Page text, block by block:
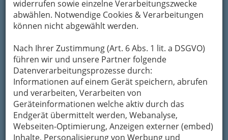
widerrufen sowie einzelne Verarbeitungszwecke
abwählen. Notwendige Cookies & Verarbeitungen
können nicht abgewählt werden.
Nach Ihrer Zustimmung (Art. 6 Abs. 1 lit. a DSGVO)
führen wir und unsere Partner folgende
Datenverarbeitungsprozesse durch:
Informationen auf einem Gerät speichern, abrufen
und verarbeiten, Verarbeiten von
Geräteinformationen welche aktiv durch das
Endgerät übermittelt werden, Webanalyse,
Webseiten-Optimierung, Anzeigen externer (embed)
Inhalte, Personalisierung von Werbung und
umgangen. Denn nicht jeder muss eine
Großfamilie versorgen bzw. hat die Möglichkeit
der optimalen Lagerung von diesen
Großmengen an Biofleisch.
Aber auch vieleNaturkostlädenwollen den
Kundenals auch denkonventionellen
Verbraucherein vielfältiges Sortiment an
Produkten bieten. Neben dem traditionell
vegetarischen Sortiment bietet man nun auch
Fleisch an.
Ob nun in Naturkostläden oder Supermärkten